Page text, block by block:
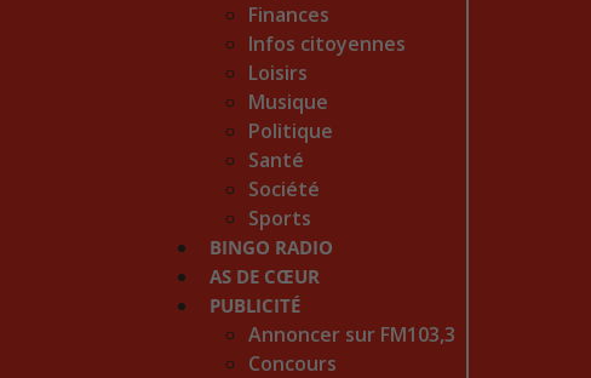
Finances
Infos citoyennes
Loisirs
Musique
Politique
Santé
Société
Sports
BINGO RADIO
AS DE CŒUR
PUBLICITÉ
Annoncer sur FM103,3
Concours